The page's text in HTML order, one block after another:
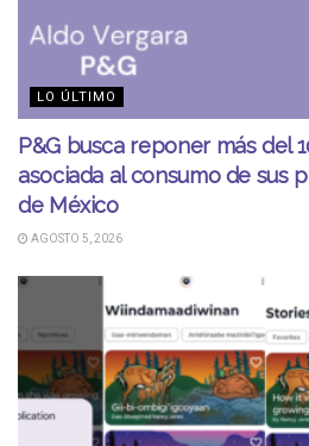
LO ÚLTIMO
P&G busca reponer más del
asociada al consumo de sus
de México
AGOSTO 5, 2026